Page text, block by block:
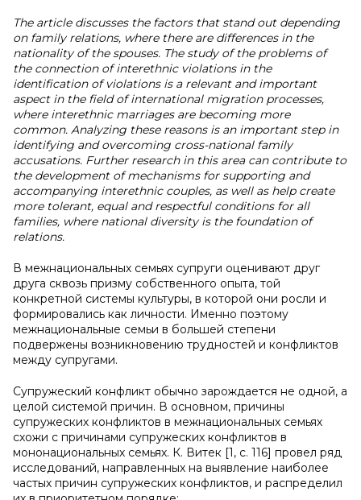
The article discusses the factors that stand out depending
on family relations, where there are differences in the
nationality of the spouses. The study of the problems of
the connection of interethnic violations in the
identification of violations is a relevant and important
aspect in the field of international migration processes,
where interethnic marriages are becoming more
common. Analyzing these reasons is an important step in
identifying and overcoming cross-national family
accusations. Further research in this area can contribute to
the development of mechanisms for supporting and
accompanying interethnic couples, as well as help create
more tolerant, equal and respectful conditions for all
families, where national diversity is the foundation of
relations.
В межнациональных семьях супруги оценивают друг
друга сквозь призму собственного опыта, той
конкретной системы культуры, в которой они росли и
формировались как личности. Именно поэтому
межнациональные семьи в большей степени
подвержены возникновению трудностей и конфликтов
между супругами.
Супружеский конфликт обычно зарождается не одной, а
целой системой причин. В основном, причины
супружеских конфликтов в межнациональных семьях
схожи с причинами супружеских конфликтов в
мононациональных семьях. К. Витек [1, с. 116] провел ряд
исследований, направленных на выявление наиболее
частых причин супружеских конфликтов, и распределил